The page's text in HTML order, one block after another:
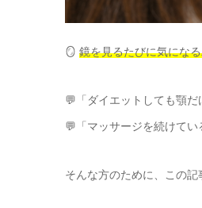
🪞 鏡を見るたびに気にな
💬「ダイエットしても顎だ
💬「マッサージを続けて
そんな方のために、この記